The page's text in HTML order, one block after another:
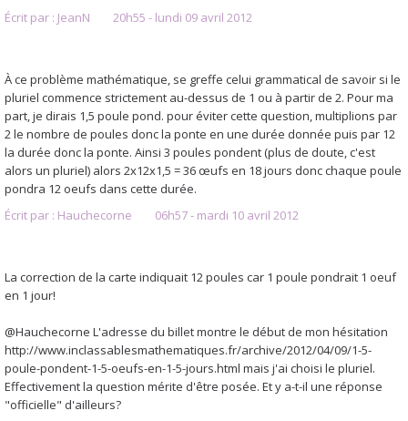
Écrit par : JeanN 20h55 - lundi 09 avril 2012
À ce problème mathématique, se greffe celui grammatical de savoir si le
pluriel commence strictement au-dessus de 1 ou à partir de 2. Pour ma
part, je dirais 1,5 poule pond. pour éviter cette question, multiplions par
2 le nombre de poules donc la ponte en une durée donnée puis par 12
la durée donc la ponte. Ainsi 3 poules pondent (plus de doute, c'est
alors un pluriel) alors 2x12x1,5 = 36 œufs en 18 jours donc chaque poule
pondra 12 oeufs dans cette durée.
Écrit par : Hauchecorne 06h57- mardi 10 avril 2012
La correction de la carte indiquait 12 poules car 1 poule pondrait 1 oeuf
en 1 jour!
@Hauchecorne L'adresse du billet montre le début de mon hésitation
http://www.inclassablesmathematiques.fr/archive/2012/04/09/1-5-
poule-pondent-1-5-oeufs-en-1-5-jours.html mais j'ai choisi le pluriel.
Effectivement la question mérite d'être posée. Et y a-t-il une réponse
"officielle" d'ailleurs?